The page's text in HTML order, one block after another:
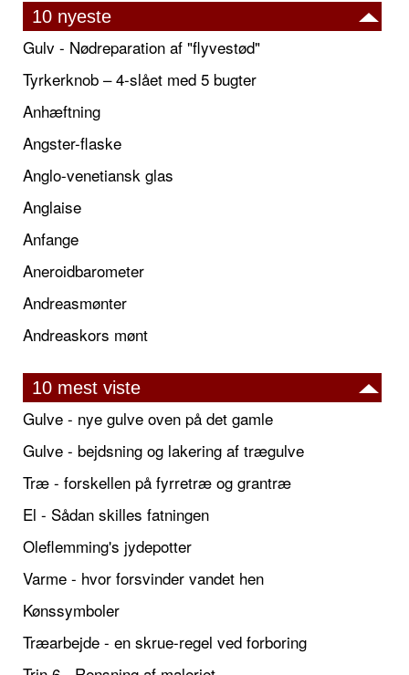
10 nyeste
Gulv - Nødreparation af "flyvestød"
Tyrkerknob – 4-slået med 5 bugter
Anhæftning
Angster-flaske
Anglo-venetiansk glas
Anglaise
Anfange
Aneroidbarometer
Andreasmønter
Andreaskors mønt
10 mest viste
Gulve - nye gulve oven på det gamle
Gulve - bejdsning og lakering af trægulve
Træ - forskellen på fyrretræ og grantræ
El - Sådan skilles fatningen
Oleflemming's jydepotter
Varme - hvor forsvinder vandet hen
Kønssymboler
Træarbejde - en skrue-regel ved forboring